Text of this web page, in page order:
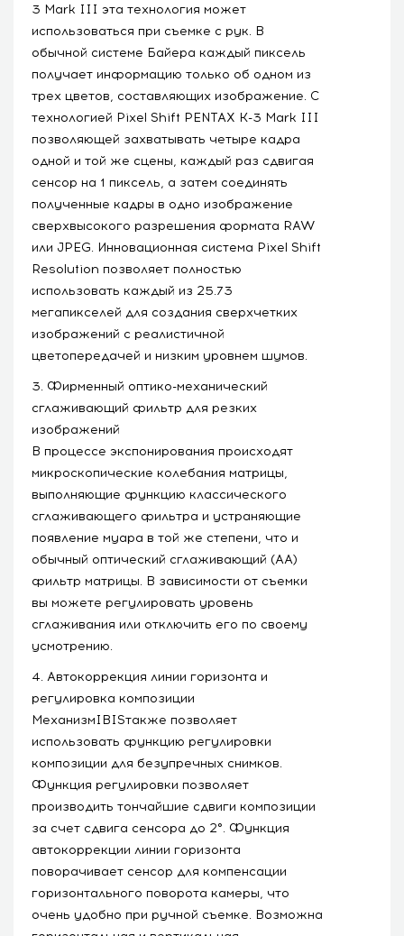
3 Mark III эта технология может
использоваться при съемке с рук. В
обычной системе Байера каждый пиксель
получает информацию только об одном из
трех цветов, составляющих изображение. С
технологией Pixel Shift PENTAX K-3 Mark III
позволяющей захватывать четыре кадра
одной и той же сцены, каждый раз сдвигая
сенсор на 1 пиксель, а затем соединять
полученные кадры в одно изображение
сверхвысокого разрешения формата RAW
или JPEG. Инновационная система Pixel Shift
Resolution позволяет полностью
использовать каждый из 25.73
мегапикселей для создания сверхчетких
изображений с реалистичной
цветопередачей и низким уровнем шумов.
3. Фирменный оптико-механический
сглаживающий фильтр для резких
изображений
В процессе экспонирования происходят
микроскопические колебания матрицы,
выполняющие функцию классического
сглаживающего фильтра и устраняющие
появление муара в той же степени, что и
обычный оптический сглаживающий (АА)
фильтр матрицы. В зависимости от съемки
вы можете регулировать уровень
сглаживания или отключить его по своему
усмотрению.
4. Автокоррекция линии горизонта и
регулировка композиции
МеханизмIBISтакже позволяет
использовать функцию регулировки
композиции для безупречных снимков.
Функция регулировки позволяет
производить тончайшие сдвиги композиции
за счет сдвига сенсора до 2°. Функция
автокоррекции линии горизонта
поворачивает сенсор для компенсации
горизонтального поворота камеры, что
очень удобно при ручной съемке. Возможна